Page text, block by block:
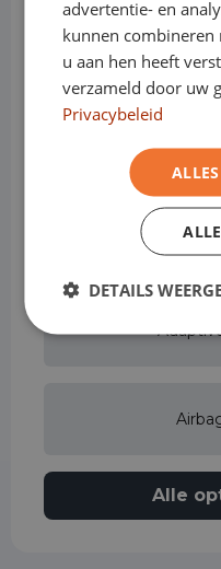
Achterbank
Actieve
Alle
advertentie- en
kunnen
u aan hen heeft
verzameld door uw
Privacybeleid
DETAILS